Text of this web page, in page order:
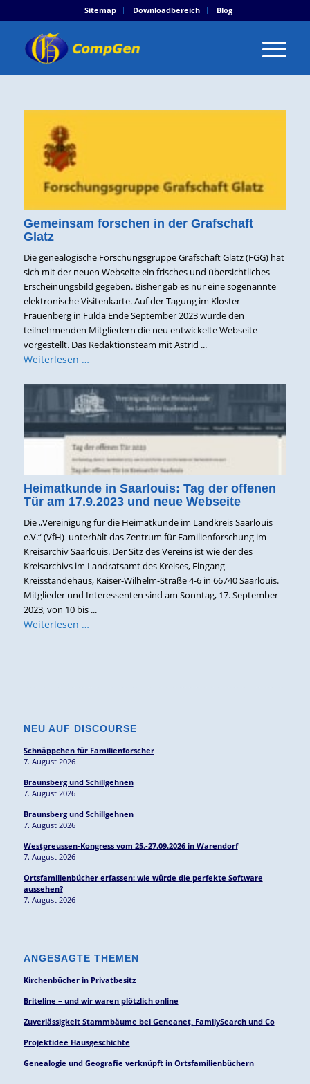
Sitemap Downloadbereich Blog
Gemeinsam forschen in der Grafschaft
Glatz
Die genealogische Forschungsgruppe Grafschaft Glatz (FGG) hat
sich mit der neuen Webseite ein frisches und übersichtliches
Erscheinungsbild gegeben. Bisher gab es nur eine sogenannte
elektronische Visitenkarte. Auf der Tagung im Kloster
Frauenberg in Fulda Ende September 2023 wurde den
teilnehmenden Mitgliedern die neu entwickelte Webseite
vorgestellt. Das Redaktionsteam mit Astrid ...
Weiterlesen …
Heimatkunde in Saarlouis: Tag der offenen
Tür am 17.9.2023 und neue Webseite
Die „Vereinigung für die Heimatkunde im Landkreis Saarlouis
e.V.“ (VfH) unterhält das Zentrum für Familienforschung im
Kreisarchiv Saarlouis. Der Sitz des Vereins ist wie der des
Kreisarchivs im Landratsamt des Kreises, Eingang
Kreisständehaus, Kaiser-Wilhelm-Straße 4-6 in 66740 Saarlouis.
Mitglieder und Interessenten sind am Sonntag, 17. September
2023, von 10 bis ...
Weiterlesen …
NEU AUF DISCOURSE
Schnäppchen für Familienforscher
7. August 2026
Braunsberg und Schillgehnen
7. August 2026
Braunsberg und Schillgehnen
7. August 2026
Westpreussen-Kongress vom 25.-27.09.2026 in Warendorf
7. August 2026
Ortsfamilienbücher erfassen: wie würde die perfekte Software
aussehen?
7. August 2026
ANGESAGTE THEMEN
Kirchenbücher in Privatbesitz
Briteline – und wir waren plötzlich online
Zuverlässigkeit Stammbäume bei Geneanet, FamilySearch und Co
Projektidee Hausgeschichte
Genealogie und Geografie verknüpft in Ortsfamilienbüchern